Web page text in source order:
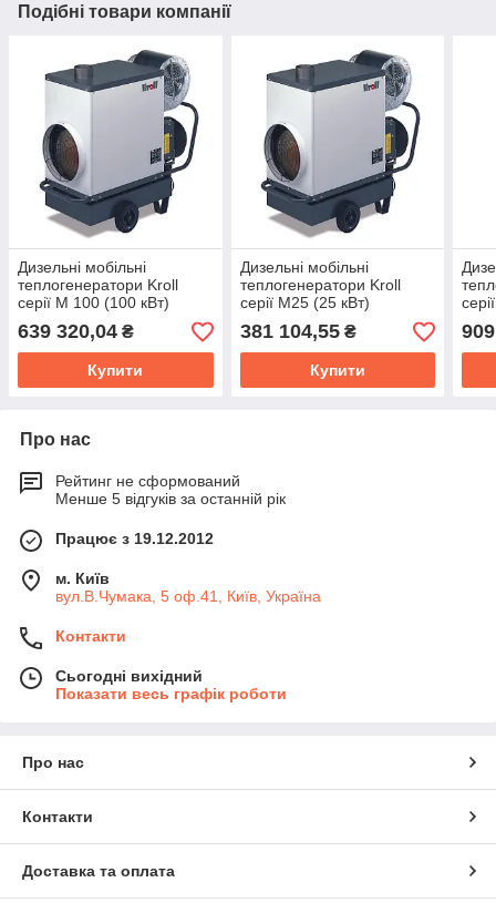
Подібні товари компанії
Дизельні мобільні
теплогенератори Kroll
серії M 100 (100 кВт)
639 320,04 ₴
Купити
Дизельні мобільні
теплогенератори Kroll
серії M25 (25 кВт)
381 104,55₴
Купити
Про нас
Рейтинг не сформований
Менше 5 відгуків за останній рік
Працює з 19.12.2012
м. Київ
вул.В.Чумака, 5 оф.41, Київ, Україна
Контакти
Сьогодні вихідний
Показати весь графік роботи
Про нас
Контакти
Доставка та оплата